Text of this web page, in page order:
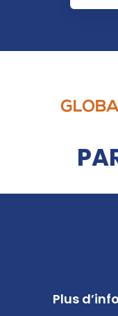
Plus